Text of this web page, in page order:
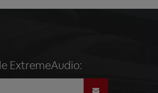
ExtremeAudio: